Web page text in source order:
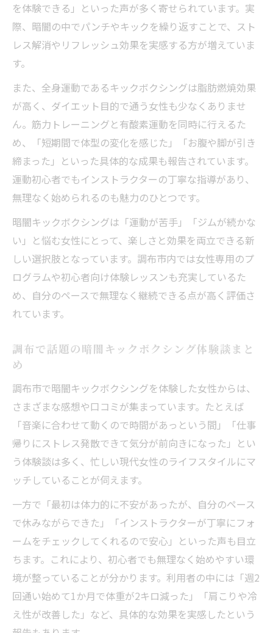
を体験できる」といった声が多く寄せられています。実
際、暗闇の中でパンチやキックを繰り返すことで、スト
レス解消やリフレッシュ効果を実感する方が増えていま
す。
また、全身運動であるキックボクシングは脂肪燃焼効果
が高く、ダイエット目的で通う女性も少なくありませ
ん。筋力トレーニングと有酸素運動を同時に行えるた
め、「短期間で体型の変化を感じた」「お腹や脚が引き
締まった」といった具体的な成果も報告されています。
運動初心者でもインストラクターの丁寧な指導があり、
無理なく始められるのも魅力のひとつです。
暗闇キックボクシングは「運動が苦手」「ジムが続かな
い」と悩む女性にとって、楽しさと効果を両立できる新
しい選択肢となっています。調布市内では女性専用のプ
ログラムや初心者向け体験レッスンも充実しているた
め、自分のペースで無理なく継続できる点が高く評価さ
れています。
調布で話題の暗闇キックボクシング体験談まと
め
調布市で暗闇キックボクシングを体験した女性からは、
さまざまな感想や口コミが集まっています。たとえば
「音楽に合わせて動くので時間があっという間」「仕事
帰りにストレス発散できて気分が前向きになった」とい
う体験談は多く、忙しい現代女性のライフスタイルにマ
ッチしていることが伺えます。
一方で「最初は体力的に不安があったが、自分のペース
で休みながらできた」「インストラクターが丁寧にフォ
ームをチェックしてくれるので安心」といった声も目立
ちます。これにより、初心者でも無理なく始めやすい環
境が整っていることが分かります。利用者の中には「週2
回通い始めて1か月で体重が2キロ減った」「肩こりや冷
え性が改善した」など、具体的な効果を実感したという